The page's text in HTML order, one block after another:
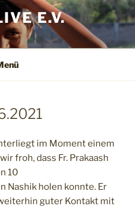
E.V.
im Moment einem
froh, dass Fr. Prakaash
10
Nashik holen konnte. Er
guter Kontakt mit